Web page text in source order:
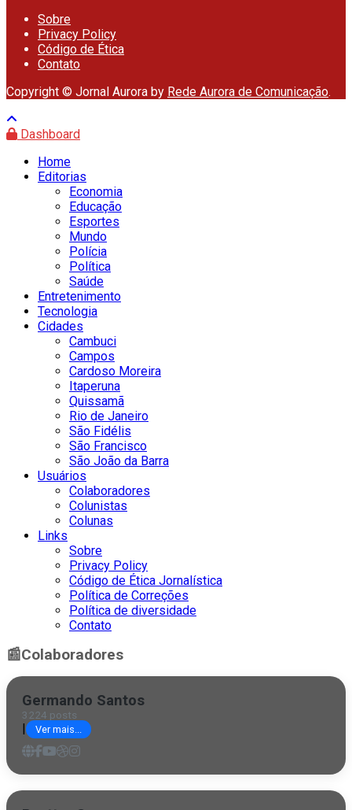
Sobre
Privacy Policy
Código de Ética
Contato
Copyright © Jornal Aurora by Rede Aurora de Comunicação.
Dashboard
Home
Editorias
Economia
Educação
Esportes
Mundo
Polícia
Política
Saúde
Entretenimento
Tecnologia
Cidades
Cambuci
Campos
Cardoso Moreira
Itaperuna
Quissamã
Rio de Janeiro
São Fidélis
São Francisco
São João da Barra
Usuários
Colaboradores
Colunistas
Colunas
Links
Sobre
Privacy Policy
Código de Ética Jornalística
Política de Correções
Política de diversidade
Contato
📰Colaboradores
Germando Santos
3224 posts
Ver mais...